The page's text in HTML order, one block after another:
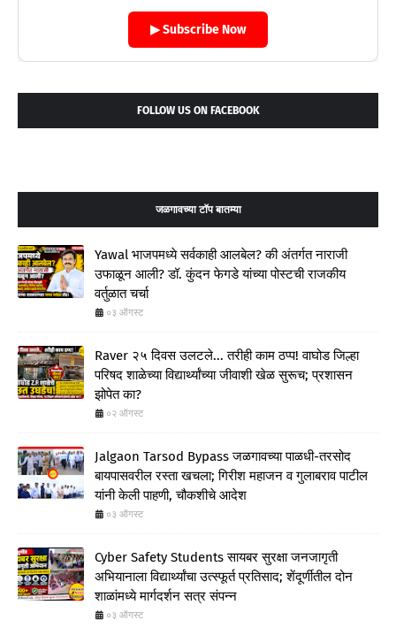
▶ Subscribe Now
FOLLOW US ON FACEBOOK
जळगावच्या टॉप बातम्या
Yawal भाजपमध्ये सर्वकाही आलबेल? की अंतर्गत नाराजी
उफाळून आली? डॉ. कुंदन फेगडे यांच्या पोस्टची राजकीय
वर्तुळात चर्चा
०३ ऑगस्ट
Raver २५ दिवस उलटले... तरीही काम ठप्प! वाघोड जिल्हा
परिषद शाळेच्या विद्यार्थ्यांच्या जीवाशी खेळ सुरूच; प्रशासन
झोपेत का?
०२ ऑगस्ट
Jalgaon Tarsod Bypass जळगावच्या पाळधी-तरसोद
बायपासवरील रस्ता खचला; गिरीश महाजन व गुलाबराव पाटील
यांनी केली पाहणी, चौकशीचे आदेश
०३ ऑगस्ट
Cyber Safety Students सायबर सुरक्षा जनजागृती
अभियानाला विद्यार्थ्यांचा उत्स्फूर्त प्रतिसाद; शेंदूर्णीतील दोन
शाळांमध्ये मार्गदर्शन सत्र संपन्न
०३ ऑगस्ट